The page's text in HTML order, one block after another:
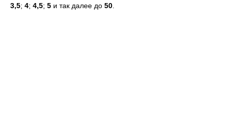
3,5; 4; 4,5; 5 и так далее до 50